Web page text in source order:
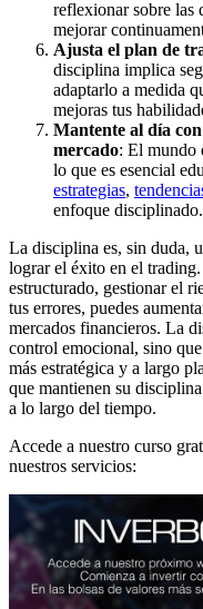
reflexionar sobre las
mejorar
Ajusta el plan de
disciplina implica
adaptarlo a medida
mejoras tus
Mantente al día
mercado: El mundo
lo que es esencial
estrategias,
enfoque disciplinado.
La disciplina es, sin duda,
lograr el éxito en el
estructurado, gestionar el
tus errores, puedes
mercados financieros. La
control emocional, sino
más estratégica y a largo
que mantienen su
a lo largo del tiempo.
Accede a nuestro curso
nuestros servicios: